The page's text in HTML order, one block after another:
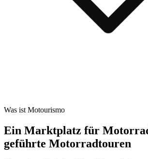
Was ist Motourismo
Ein Marktplatz für
geführte Motorradtouren